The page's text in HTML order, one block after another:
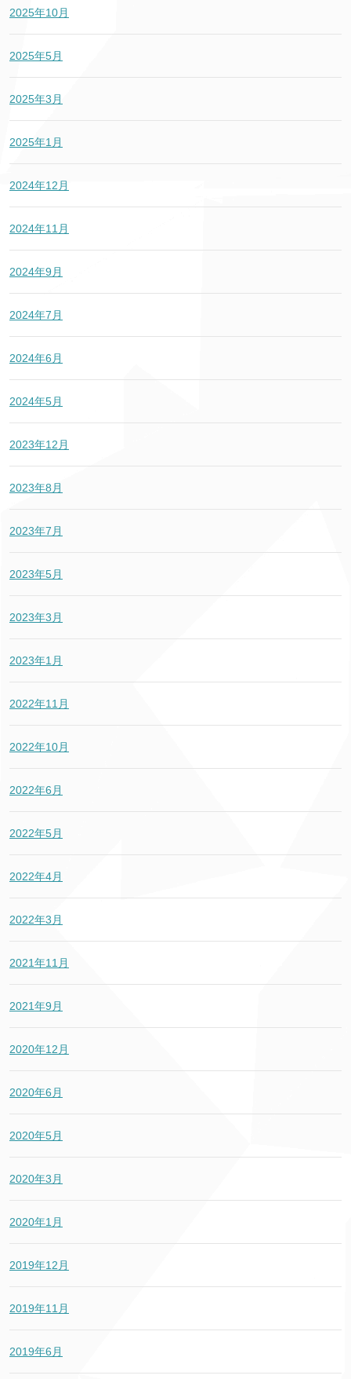
2025年10月
2025年5月
2025年3月
2025年1月
2024年12月
2024年11月
2024年9月
2024年7月
2024年6月
2024年5月
2023年12月
2023年8月
2023年7月
2023年5月
2023年3月
2023年1月
2022年11月
2022年10月
2022年6月
2022年5月
2022年4月
2022年3月
2021年11月
2021年9月
2020年12月
2020年6月
2020年5月
2020年3月
2020年1月
2019年12月
2019年11月
2019年6月